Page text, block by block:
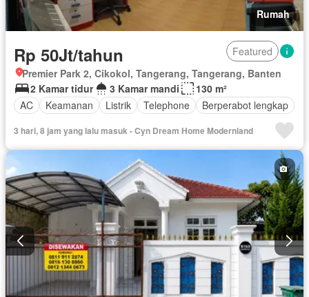
Rumah
Rp 50Jt/tahun
Featured
Premier Park 2, Cikokol, Tangerang, Tangerang, Banten
2 Kamar tidur
3 Kamar mandi
130 m²
AC
Keamanan Listrik Telephone Berperabot lengkap
3 hari, 8 jam yang lalu masuk - Cyn Dream Home Modernland